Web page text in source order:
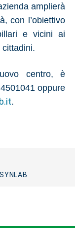
amplierà
con l’obiettivo
e vicini ai
centro, è
oppure
.